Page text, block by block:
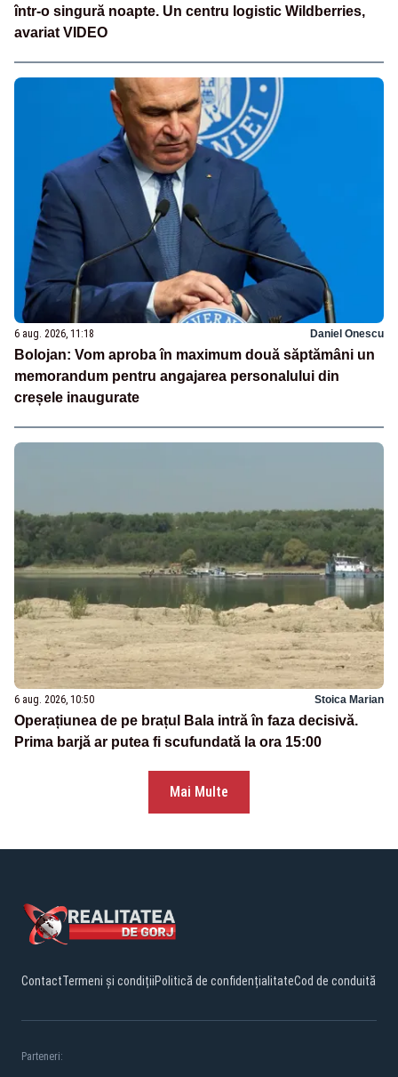
într-o singură noapte. Un centru logistic Wildberries,
avariat VIDEO
6 aug. 2026, 11:18 Daniel Onescu
Bolojan: Vom aproba în maximum două săptămâni un
memorandum pentru angajarea personalului din
creșele inaugurate
6 aug. 2026, 10:50 Stoica Marian
Operațiunea de pe brațul Bala intră în faza decisivă.
Prima barjă ar putea fi scufundată la ora 15:00
Mai Multe
ContactTermeni și condițiiPolitică de confidențialitateCod de conduită
Parteneri: